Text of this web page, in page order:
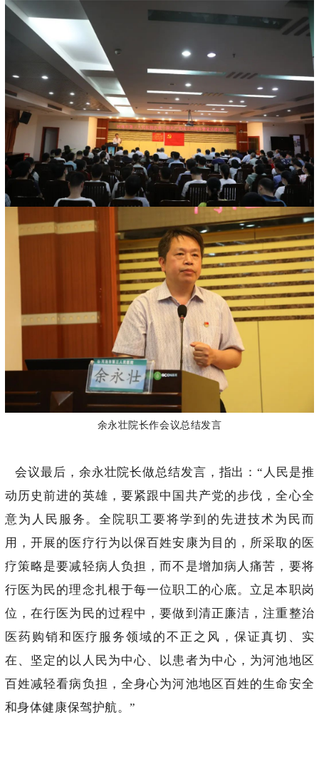
余永壮院长作会议总结发言
会议最后，余永壮院长做总结发言，指出：“人民是推
动历史前进的英雄，要紧跟中国共产党的步伐，全心全
意为人民服务。全院职工要将学到的先进技术为民而
用，开展的医疗行为以保百姓安康为目的，所采取的医
疗策略是要减轻病人负担，而不是增加病人痛苦，要将
行医为民的理念扎根于每一位职工的心底。立足本职岗
位，在行医为民的过程中，要做到清正廉洁，注重整治
医药购销和医疗服务领域的不正之风，保证真切、实
在、坚定的以人民为中心、以患者为中心，为河池地区
百姓减轻看病负担，全身心为河池地区百姓的生命安全
和身体健康保驾护航。”